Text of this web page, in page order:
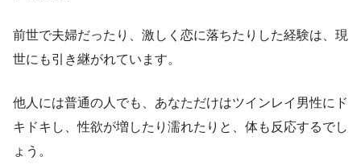
前世で夫婦だったり、激しく恋に落ちたりした経験は、現
世にも引き継がれています。
他人には普通の人でも、あなただけはツインレイ男性にド
キドキし、性欲が増したり濡れたりと、体も反応するでし
ょう。